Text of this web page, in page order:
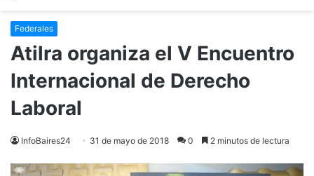
Federales
Atilra organiza el V Encuentro
Internacional de Derecho
Laboral
InfoBaires24 31 de mayo de 2018 0 2 minutos de lectura